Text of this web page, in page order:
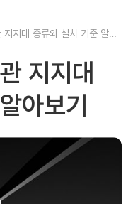
지지대 종류와 설치 기준 알아
지지대
아보기